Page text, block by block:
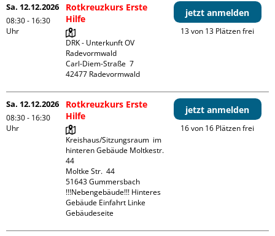
Sa. 12.12.2026
08:30 - 16:30
Uhr
Rotkreuzkurs Erste
Hilfe
DRK - Unterkunft OV
Radevormwald
Carl-Diem-Straße  7
jetzt anmelden
13 von 13 Plätzen frei
Sa. 12.12.2026
08:30 - 16:30
Uhr
Rotkreuzkurs Erste
Hilfe
Kreishaus/Sitzungsraum  im
hinteren Gebäude Moltkestr.
44
Moltke Str.  44
51643 Gummersbach
!!!Nebengebäude!!! Hinteres
Gebäude Einfahrt Linke
Gebäudeseite
jetzt anmelden
16 von 16 Plätzen frei